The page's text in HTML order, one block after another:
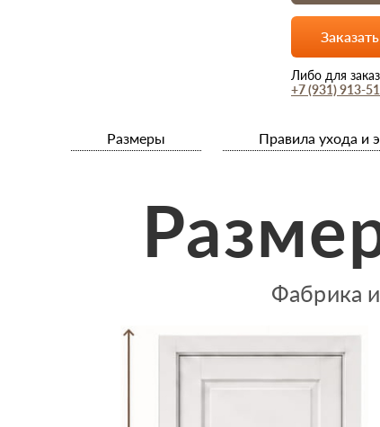
Либо для
+7 (931) 913-
Размеры Правила ухода и
Фабрика